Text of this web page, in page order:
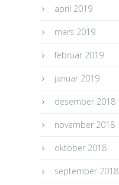
april 2019
mars 2019
februar 2019
januar 2019
desember 2018
november 2018
oktober 2018
september 2018